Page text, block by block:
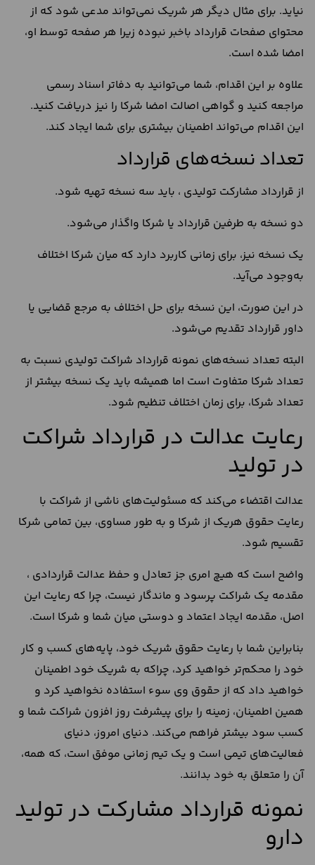
نیاید. برای مثال دیگر هر شریک نمی‌تواند مدعی شود که از
محتوای صفحات قرارداد باخبر نبوده زیرا هر صفحه توسط او،
امضا شده است.
علاوه بر این اقدام، شما می‌توانید به دفاتر اسناد رسمی
مراجعه کنید و گواهی اصالت امضا شرکا را نیز دریافت کنید.
این اقدام می‌تواند اطمینان بیشتری برای شما ایجاد کند.
تعداد نسخه‌های قرارداد
از قرارداد مشارکت تولیدی ، باید سه نسخه تهیه شود.
دو نسخه به طرفین قرارداد یا شرکا واگذار می‌شود.
یک نسخه نیز، برای زمانی کاربرد دارد که میان شرکا اختلاف
به‌وجود می‌آید.
در این صورت، این نسخه برای حل اختلاف به مرجع قضایی یا
داور قرارداد تقدیم می‌شود.
البته تعداد نسخه‌های نمونه قرارداد شراکت تولیدی نسبت به
تعداد شرکا متفاوت است اما همیشه باید یک نسخه بیشتر از
تعداد شرکا، برای زمان اختلاف تنظیم شود.
رعایت عدالت در قرارداد شراکت
در تولید
عدالت اقتضاء می‌کند که مسئولیت‌های ناشی از شراکت با
رعایت حقوق هریک از شرکا و به طور مساوی، بین تمامی شرکا
تقسیم شود.
واضح است که هیچ امری جز تعادل و حفظ عدالت قراردادی ،
مقدمه یک شراکت پرسود و ماندگار نیست، چرا که رعایت این
اصل، مقدمه ایجاد اعتماد و دوستی میان شما و شرکا است.
بنابراین شما با رعایت حقوق شریک خود، پایه‌های کسب و کار
خود را محکم‌تر خواهید کرد، چراکه به شریک خود اطمینان
خواهید داد که از حقوق وی سوء استفاده نخواهید کرد و
همین اطمینان، زمینه را برای پیشرفت روز افزون شراکت شما و
کسب سود بیشتر فراهم می‌کند. دنیای امروز، دنیای
فعالیت‌های تیمی است و یک تیم زمانی موفق است، که همه،
آن را متعلق به خود بدانند.
نمونه قرارداد مشارکت در تولید
دارو